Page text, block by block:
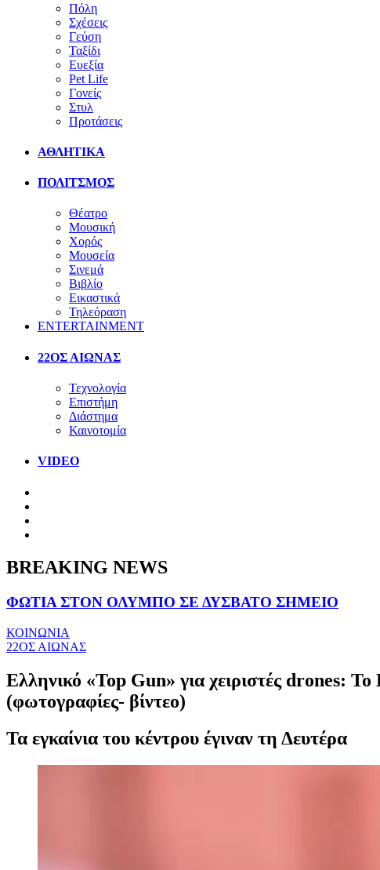
Πόλη
Σχέσεις
Γεύση
Ταξίδι
Ευεξία
Pet Life
Γονείς
Στυλ
Προτάσεις
ΑΘΛΗΤΙΚΑ
ΠΟΛΙΤΣΜΟΣ
Θέατρο
Μουσική
Χορός
Μουσεία
Σινεμά
Βιβλίο
Εικαστικά
Τηλεόραση
ENTERTAINMENT
22ΟΣ ΑΙΩΝΑΣ
Τεχνολογία
Επιστήμη
Διάστημα
Καινοτομία
VIDEO
BREAKING NEWS
ΦΩΤΙΑ ΣΤΟΝ ΟΛΥΜΠΟ ΣΕ ΔΥΣΒΑΤΟ ΣΗΜΕΙΟ
ΚΟΙΝΩΝΙΑ
22ΟΣ ΑΙΩΝΑΣ
Ελληνικό «Top Gun» για χειριστές drones:
(φωτογραφίες- βίντεο)
Τα εγκαίνια του κέντρου έγιναν τη Δευτέρα